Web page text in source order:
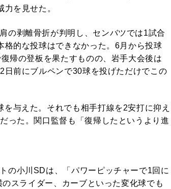
を見せた。
の剥離骨折が判明し、センバツでは1試合
的な投球はできなかった。6月から投球
帰の登板を果たすものの、岩手大会後は
前にブルペンで30球を投げただけでこの
与えた。それでも相手打線を2安打に抑え
った。関口監督も「復帰したというより進
の小川SDは、「パワーピッチャーで1回に
スライダー、カーブといった変化球でも